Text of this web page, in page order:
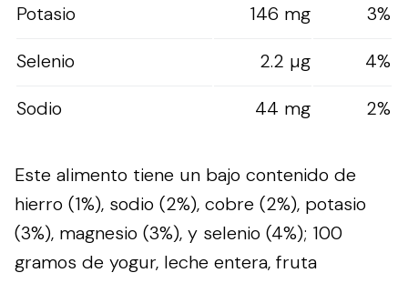
Potasio
146 mg
3%
Selenio
2.2 µg
4%
Sodio
44 mg 2%
Este alimento tiene un bajo contenido de
hierro (1%), sodio (2%), cobre (2%), potasio
(3%), magnesio (3%), y selenio (4%); 100
gramos de yogur, leche entera, fruta